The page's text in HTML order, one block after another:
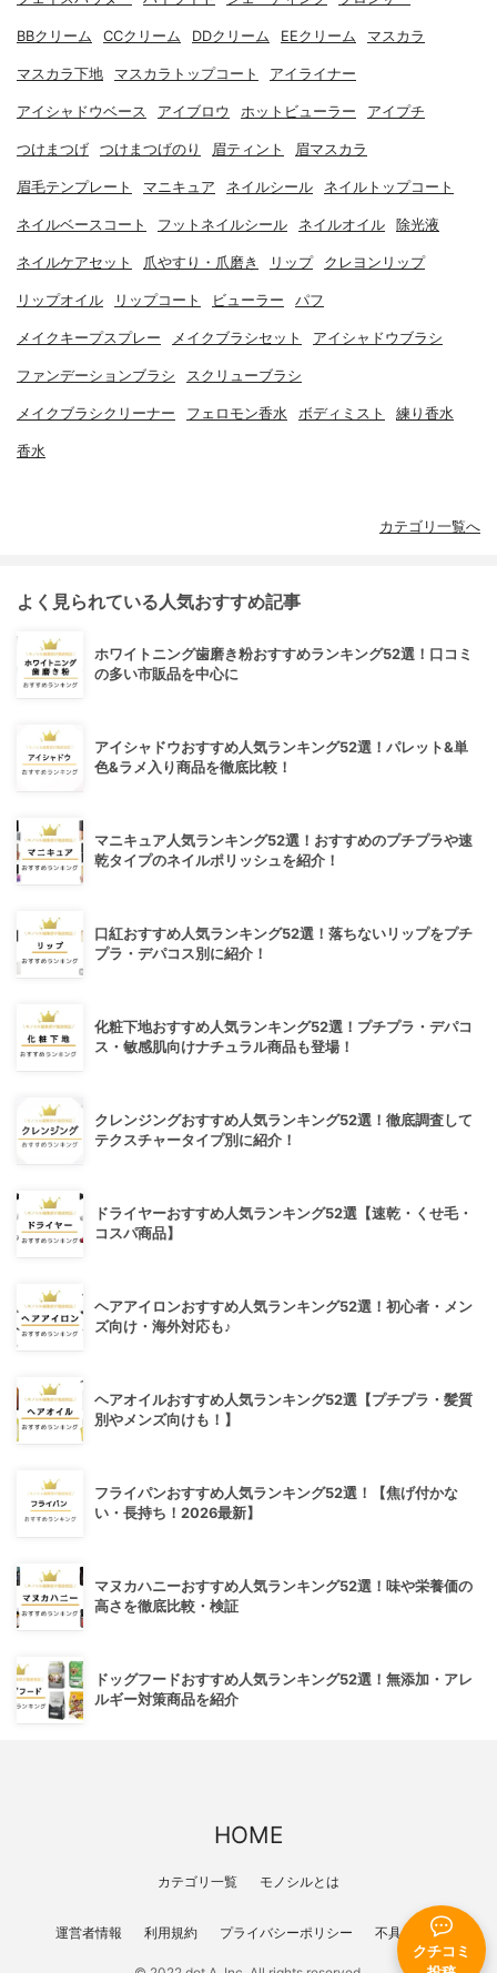
クチコミ
BBクリーム CCクリーム DDクリーム EEクリーム マスカラ
マスカラ下地 マスカラトップコート アイライナー
アイシャドウベース アイブロウ ホットビューラー アイプチ
つけまつげ つけまつげのり 眉ティント 眉マスカラ
眉毛テンプレート マニキュア ネイルシール ネイルトップコート
ネイルベースコート フットネイルシール ネイルオイル 除光液
ネイルケアセット 爪やすり・爪磨き リップ クレヨンリップ
リップオイル リップコート ビューラー パフ
メイクキープスプレー メイクブラシセット アイシャドウブラシ
ファンデーションブラシ スクリューブラシ
メイクブラシクリーナー フェロモン香水 ボディミスト 練り香水
香水
カテゴリ一覧へ
よく見られている人気おすすめ記事
ホワイトニング歯磨き粉おすすめランキング52選！口コミ
の多い市販品を中心に
アイシャドウおすすめ人気ランキング52選！パレット&単
色&ラメ入り商品を徹底比較！
マニキュア人気ランキング52選！おすすめのプチプラや速
乾タイプのネイルポリッシュを紹介！
口紅おすすめ人気ランキング52選！落ちないリップをプチ
プラ・デパコス別に紹介！
化粧下地おすすめ人気ランキング52選！プチプラ・デパコ
ス・敏感肌向けナチュラル商品も登場！
クレンジングおすすめ人気ランキング52選！徹底調査して
テクスチャータイプ別に紹介！
ドライヤーおすすめ人気ランキング52選【速乾・くせ毛・
コスパ商品】
ヘアアイロンおすすめ人気ランキング52選！初心者・メン
ズ向け・海外対応も♪
ヘアオイルおすすめ人気ランキング52選【プチプラ・髪質
別やメンズ向けも！】
フライパンおすすめ人気ランキング52選！【焦げ付かな
い・長持ち！2026最新】
マヌカハニーおすすめ人気ランキング52選！味や栄養価の
高さを徹底比較・検証
ドッグフードおすすめ人気ランキング52選！無添加・アレ
ルギー対策商品を紹介
HOME
カテゴリ一覧 モノシルとは
運営者情報 利用規約 プライバシーポリシー 不具合報告